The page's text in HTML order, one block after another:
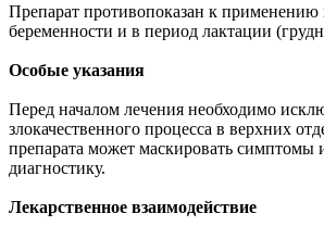
Препарат противопоказан к применению
беременности и в период лактации
Особые указания
Перед началом лечения необходимо
злокачественного процесса в верхних
препарата может маскировать симптомы
диагностику.
Лекарственное взаимодействие